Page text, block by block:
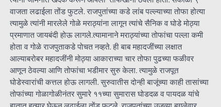
वाजता लढाईला तोंड फुटले. राजपुतांच्या कडे लांब पल्ल्याच्या तोफा होत्या
त्यामुळे त्यांनी मारलेले गोळे मराठ्यांना लागून त्यांचे सैनिक व घोडे मोठ्या
प्रमाणात जायबंदी होऊ लागले.त्यामानाने मराठ्यांच्या तोफांचा पल्ला कमी
होता व गोळे राजपुताकडे पोचत नव्हते. ही बाब महादजींच्या लक्षात
आल्याबरोबर महादजींनी मोठ्या आकाराच्या चार तोफा पुढच्या फळीवर
आणून ठेवल्या आणि तोफांचा भडीमार सुरु केला. त्यामुळे राजपूत
घोडेस्वारांची कत्तल होऊ लागली. सुरुवातीस दोन्ही बाजूंच्या काही तासांच्या
तोफांच्या गोळागोळीनंतर सुमारे ११च्या सुमारास घोडदळ व पायदळ यांचे